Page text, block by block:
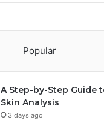
Popular
A Step-by-Step Guide
Skin Analysis
3 days ago